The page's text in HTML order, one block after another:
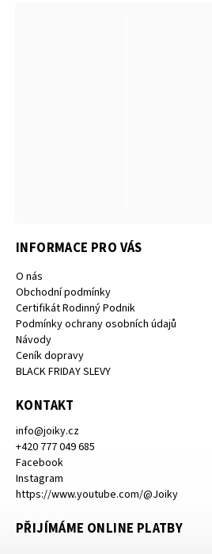
INFORMACE PRO VÁS
O nás
Obchodní podmínky
Certifikát Rodinný Podnik
Podmínky ochrany osobních údajů
Návody
Ceník dopravy
BLACK FRIDAY SLEVY
KONTAKT
info@joiky.cz
+420 777 049 685
Facebook
Instagram
https://www.youtube.com/@Joiky
PŘIJÍMÁME ONLINE PLATBY